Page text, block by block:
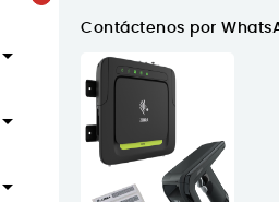



Contáctenos por